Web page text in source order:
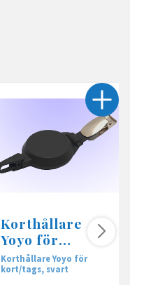
Korthållare
Yoyo för
kort/tags
Korthållare Yoyo för
kort/tags, svart